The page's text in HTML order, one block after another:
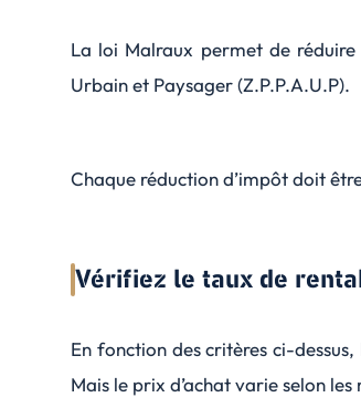
La loi Malraux permet de réduire
Urbain et Paysager (Z.P.P.A.U.P).
Chaque réduction d’impôt doit
Vérifiez le taux de
En fonction des critères ci-
Mais le prix d’achat varie selon les